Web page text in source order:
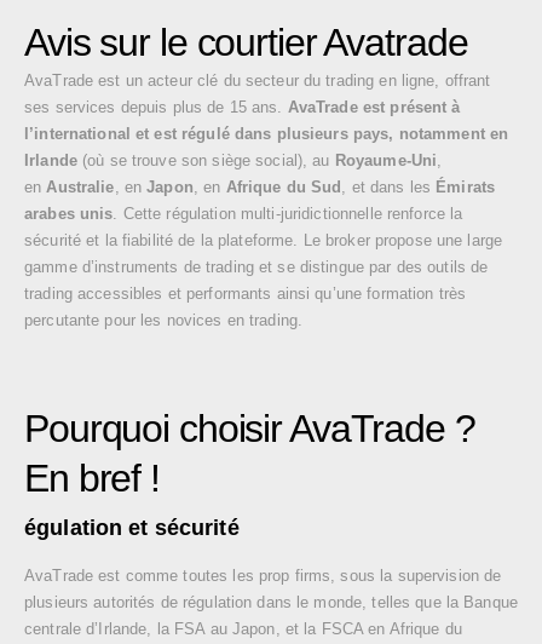
Avis sur le courtier Avatrade
AvaTrade est un acteur clé du secteur du trading en ligne, offrant
ses services depuis plus de 15 ans. AvaTrade est présent à
l’international et est régulé dans plusieurs pays, notamment en
Irlande(où se trouve son siège social), au Royaume-Uni
en Australie , enJapon , en Afrique du Sud , et dans les Émirats
arabes unis . Cette régulation multi-juridictionnelle renforce la
sécurité et la fiabilité de la plateforme. Le broker propose une large
gamme d’instruments de trading et se distingue par des outils de
trading accessibles et performants ainsi qu’une formation très
percutante pour les novices en trading.
Pourquoi choisir AvaTrade ?
En bref !
égulation et sécurité
AvaTrade est comme toutes les prop firms, sous la supervision de
plusieurs autorités de régulation dans le monde, telles que la Banque
centrale d’Irlande, la FSA au Japon, et la FSCA en Afrique du